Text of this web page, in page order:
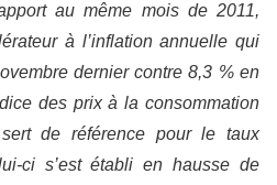
au même mois de 2011,
à l’inflation annuelle qui
dernier contre 8,3 % en
des prix à la consommation
de référence pour le taux
ci s’est établi en hausse de